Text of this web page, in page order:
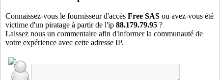
feu78- Feucherolles (14 km)
fil75- Paris 03 (18 km)
gam92- Montrouge (14 km)
gen92
gob75
Connaissez-vous le fournisseur d'accès Free SAS ou avez-vous été
victime d'un piratage à partir de l'ip 88.179.79.95 ?
Laissez nous un commentaire afin d'informer la communauté de
votre expérience avec cette adresse IP.